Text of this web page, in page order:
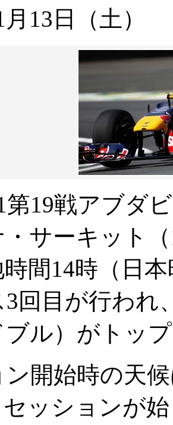
13日（土）
第19戦アブダ
サーキット
時間14時（日
3回目が行われ
ブル）がトッ
ン開始時の天
ッションが